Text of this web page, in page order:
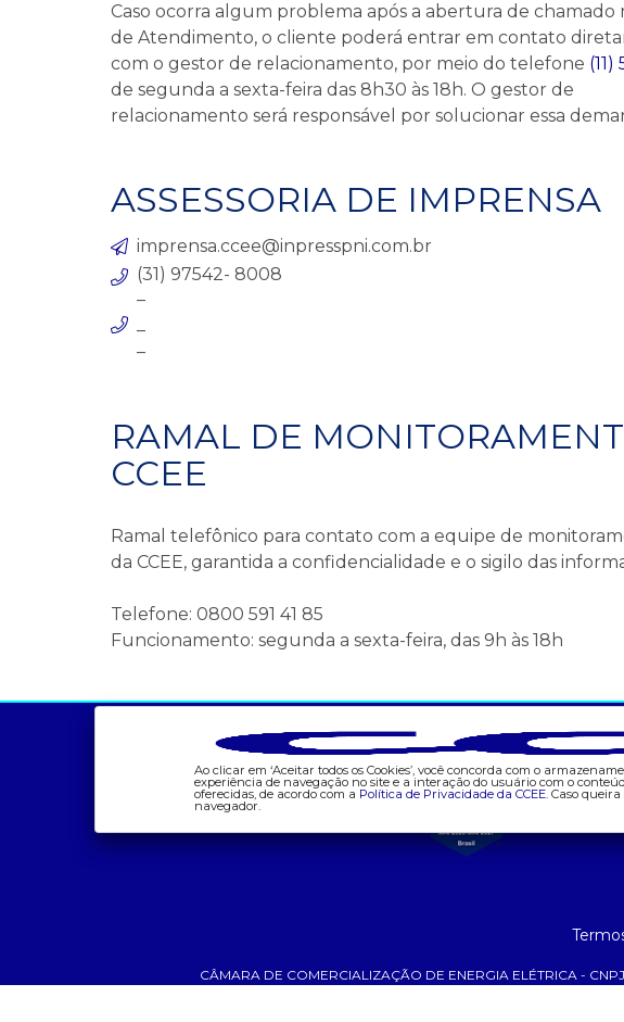
Caso ocorra algum problema após a abertura de chamado
de Atendimento, o cliente poderá entrar em contato
com o gestor de relacionamento, por meio do telefone
de segunda a sexta-feira das 8h30 às 18h. O gestor de
relacionamento será responsável por solucionar essa
ASSESSORIA DE IMPRENSA
imprensa.ccee@inpresspni.com.br
(31) 97542- 8008
RAMAL DE
CCEE
Ramal telefônico para contato com a equipe de
da CCEE, garantida a confidencialidade e o sigilo das
Telefone: 0800 591 41 85
Funcionamento: segunda a sexta-feira, das 9h às 18h
a ccee
- governança
- nossos associados
- integridade, riscos e
auditoria
comunicação
- calendário
- comunicados
- Relacionamento
Personalizado
ajuda
- fale
- faq
- gestão de
- banco
CÂMARA DE COMERCIALIZAÇÃO DE ENERGIA ELÉTRICA -
Ao clicar em ‘Aceitar todos os Cookies’, você concorda com o
experiência de navegação no site e a interação do usuário com o
oferecidas, de acordo com a Política de Privacidade da CCEE. Caso
navegador.